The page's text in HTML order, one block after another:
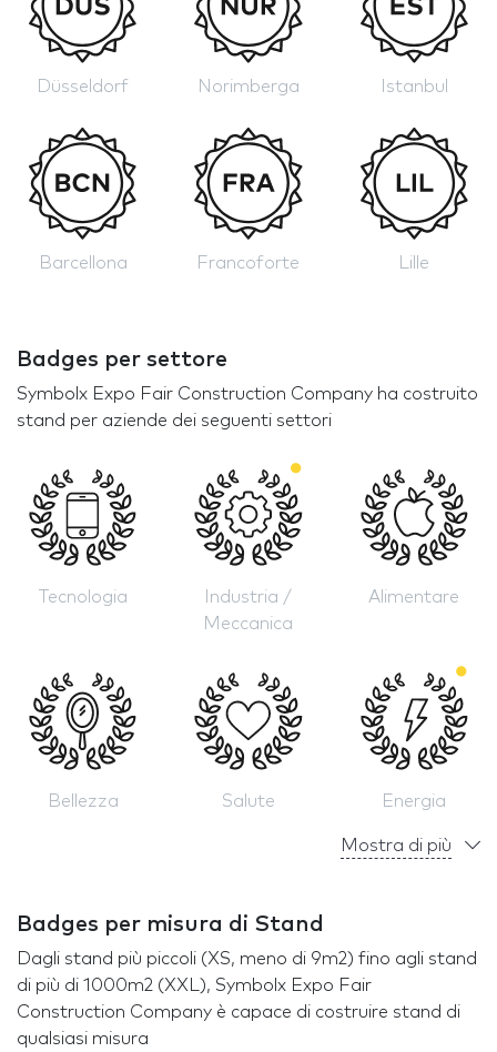
Düsseldorf Norimberga Istanbul
Barcellona Francoforte Lille
Badges per settore
Symbolx Expo Fair Construction Company ha costruito
stand per aziende dei seguenti settori
Tecnologia
Industria /
Meccanica
Alimentare
Bellezza Salute Energia
Mostra di più
Badges per misura di Stand
Dagli stand più piccoli (XS, meno di 9m2) fino agli stand
di più di 1000m2 (XXL), Symbolx Expo Fair
Construction Company è capace di costruire stand di
qualsiasi misura